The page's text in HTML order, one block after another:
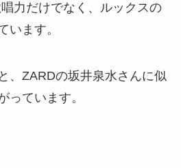
力だけでなく、ルックスの
います。
、ZARDの坂井泉水さんに似
っています。